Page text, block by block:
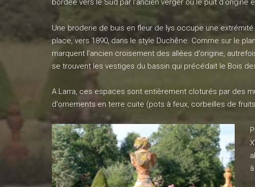
bordée vers le Sud par l'ancien verger où le puit d'origine
Une broderie de buis en fleur de lys occupe une
place, vers 1890, dans le style Duchêne. Comme sur le
marquent l'ancien croisement des allées d'origine,
se trouvent les vestiges du bassin qui précédait le Bois
A Larra, ces espaces sont entièrement cloturés par des
d'ornements en terre cuite (pots à feux, corbeilles de